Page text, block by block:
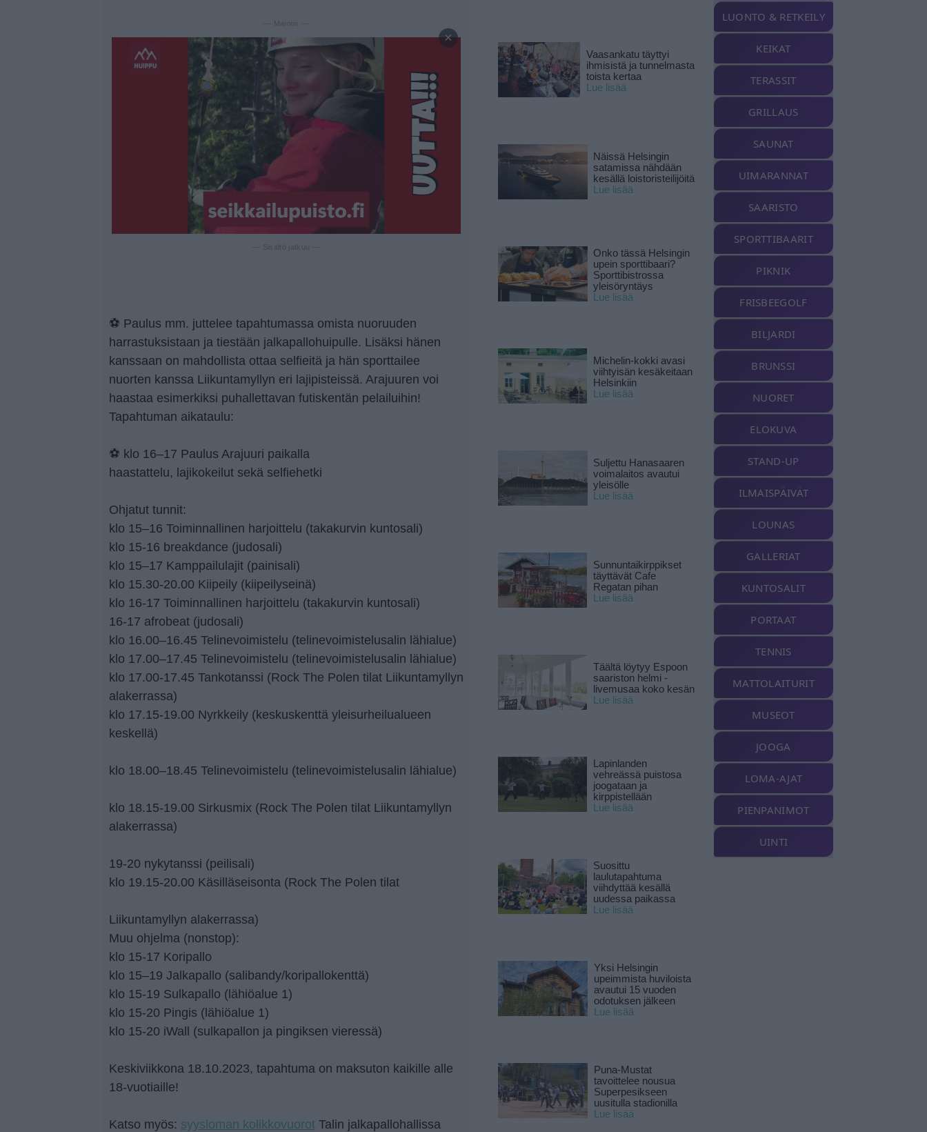
— Mainos —
×
⚽️ Paulus mm. juttelee tapahtumassa omista nuoruuden
harrastuksistaan ja tiestään jalkapallohuipulle. Lisäksi hänen
kanssaan on mahdollista ottaa selfieitä ja hän sporttailee
nuorten kanssa Liikuntamyllyn eri lajipisteissä. Arajuuren voi
haastaa esimerkiksi puhallettavan futiskentän pelailuihin!
Tapahtuman aikataulu:
⚽ klo 16–17 Paulus Arajuuri paikalla
haastattelu, lajikokeilut sekä selfiehetki
Ohjatut tunnit:
klo 15–16 Toiminnallinen harjoittelu (takakurvin kuntosali)
klo 15-16 breakdance (judosali)
klo 15–17 Kamppailulajit (painisali)
klo 15.30-20.00 Kiipeily (kiipeilyseinä)
klo 16-17 Toiminnallinen harjoittelu (takakurvin kuntosali)
16-17 afrobeat (judosali)
klo 16.00–16.45 Telinevoimistelu (telinevoimistelusalin lähialue)
klo 17.00–17.45 Telinevoimistelu (telinevoimistelusalin lähialue)
klo 17.00-17.45 Tankotanssi (Rock The Polen tilat Liikuntamyllyn
alakerrassa)
klo 17.15-19.00 Nyrkkeily (keskuskenttä yleisurheilualueen
keskellä)
klo 18.00–18.45 Telinevoimistelu (telinevoimistelusalin lähialue)
klo 18.15-19.00 Sirkusmix (Rock The Polen tilat Liikuntamyllyn
alakerrassa)
19-20 nykytanssi (peilisali)
klo 19.15-20.00 Käsilläseisonta (Rock The Polen tilat
Liikuntamyllyn alakerrassa)
Muu ohjelma (nonstop):
klo 15-17 Koripallo
klo 15–19 Jalkapallo (salibandy/koripallokenttä)
klo 15-19 Sulkapallo (lähiöalue 1)
klo 15-20 Pingis (lähiöalue 1)
klo 15-20 iWall (sulkapallon ja pingiksen vieressä)
Keskiviikkona 18.10.2023, tapahtuma on maksuton kaikille alle
18-vuotiaille!
Katso myös: syysloman kolikkovuorot Talin jalkapallohallissa
Vaasankatu täyttyi
ihmisistä ja tunnelmasta
toista kertaa
Lue lisää
Näissä Helsingin
satamissa nähdään
kesällä loistoristeilijöitä
Lue lisää
Onko tässä Helsingin
upein sporttibaari?
Sporttibistrossa
yleisöryntäys
Lue lisää
Michelin-kokki avasi
viihtyisän kesäkeitaan
Helsinkiin
Lue lisää
Suljettu Hanasaaren
voimalaitos avautui
yleisölle
Lue lisää
Sunnuntaikirppikset
täyttävät Cafe
Regatan pihan
Lue lisää
Täältä löytyy Espoon
saariston helmi -
livemusaa koko kesän
Lue lisää
Lapinlanden
vehreässä puistosa
joogataan ja
kirppistellään
Lue lisää
Suosittu
laulutapahtuma
viihdyttää kesällä
uudessa paikassa
Lue lisää
Yksi Helsingin
upeimmista huviloista
avautui 15 vuoden
odotuksen jälkeen
Lue lisää
Puna-Mustat
tavoittelee nousua
Superpesikseen
uusitulla stadionilla
Lue lisää
LUONTO & RETKEILY
KEIKAT
TERASSIT
GRILLAUS
SAUNAT
UIMARANNAT
SAARISTO
SPORTTIBAARIT
PIKNIK
FRISBEEGOLF
BILJARDI
BRUNSSI
NUORET
ELOKUVA
STAND-UP
ILMAISPÄIVÄT
LOUNAS
GALLERIAT
KUNTOSALIT
PORTAAT
TENNIS
MATTOLAITURIT
MUSEOT
JOOGA
LOMA-AJAT
PIENPANIMOT
UINTI